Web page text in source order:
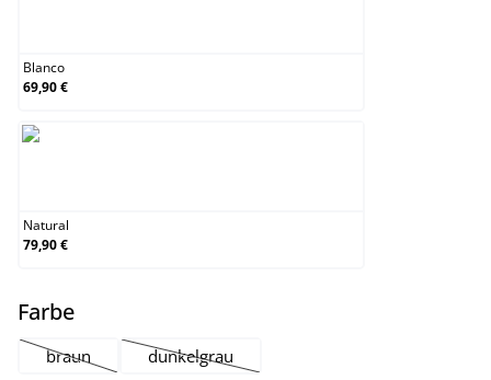
Blanco
69,90 €
Natural
79,90 €
Farbeselect
braun
(Esta opción no está disponible en este momento.)
dunkelgrau
(Esta opción no está disponible en este